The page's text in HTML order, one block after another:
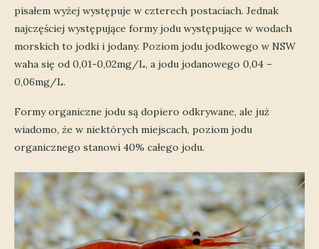
pisałem wyżej występuje w czterech postaciach. Jednak
najczęściej występujące formy jodu występujące w wodach
morskich to jodki i jodany. Poziom jodu jodkowego w NSW
waha się od 0,01-0,02mg/L, a jodu jodanowego 0,04 –
0,06mg/L.
Formy organiczne jodu są dopiero odkrywane, ale już
wiadomo, że w niektórych miejscach, poziom jodu
organicznego stanowi 40% całego jodu.